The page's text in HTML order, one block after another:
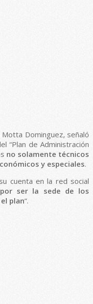
Dominguez, señaló
“Plan de Administración
no solamente técnicos
y especiales.
cuenta en la red social
ser la sede de los
plan“.